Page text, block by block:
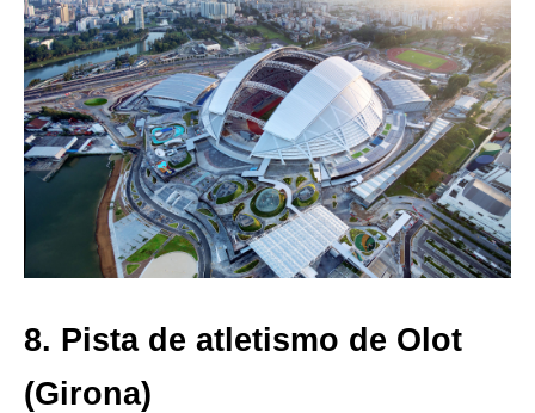
8. Pista de atletismo de Olot
(Girona)